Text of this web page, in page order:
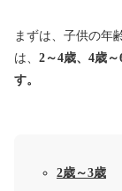
まずは、子供の年
は、 2～4歳、4歳
す。
2歳～3歳